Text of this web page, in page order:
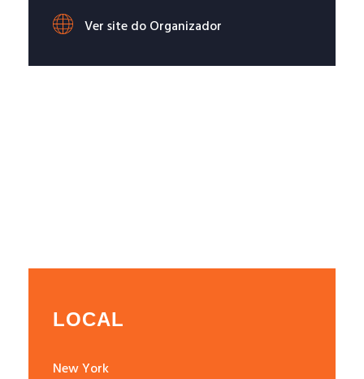
Ver site do Organizador
LOCAL
New York